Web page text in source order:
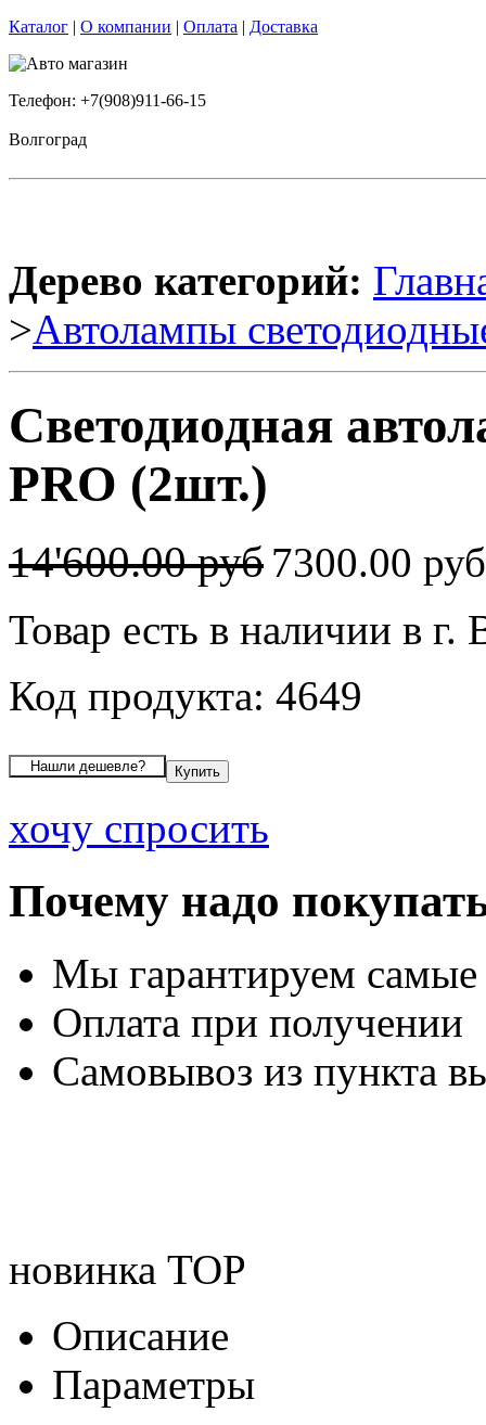
Каталог | О компании | Оплата | Доставка
Телефон: +7(908)911-66-15
Волгоград
Дерево категорий:
>Автолампы
Светодиодная
PRO (2шт.)
14'600.00 руб 7300.00
Товар есть в наличии в г.
Код продукта: 4649
хочу спросить
Почему надо
Мы гарантируем
Оплата при получении
Самовывоз из пункта
новинка TOP
Описание
Параметры